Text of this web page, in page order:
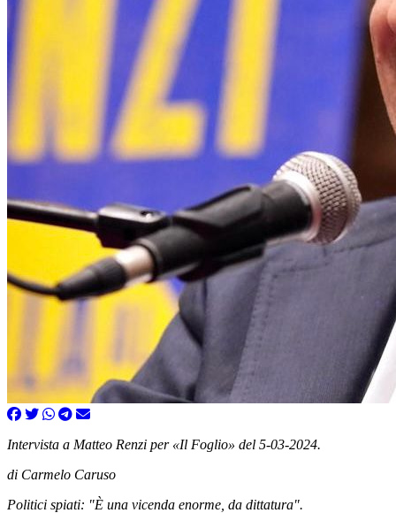
Intervista a Matteo Renzi per «Il Foglio» del 5-03-2024.
di Carmelo Caruso
Politici spiati: "È una vicenda enorme, da dittatura".